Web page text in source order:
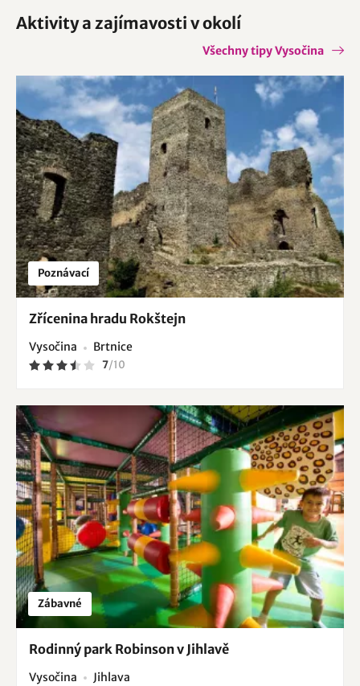
Aktivity a zajímavosti v okolí
Všechny tipy Vysočina
Poznávací
Zřícenina hradu Rokštejn
Vysočina Brtnice
7/10
Zábavné
Rodinný park Robinson v Jihlavě
Vysočina Jihlava